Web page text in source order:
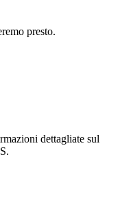
presto.
dettagliate sul